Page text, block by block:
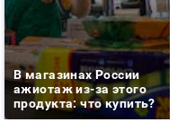
В магазинах России
ажиотаж из-за этого
продукта: что купить?